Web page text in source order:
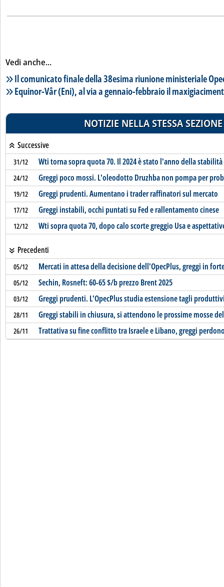
Vedi anche...
Lista notizie correlate
Il comunicato finale della 38esima riunione ministeriale
Equinor-Vår (Eni), al via a gennaio-febbraio il
NOTIZIE NELLA STESSA SEZIONE
Successive
31/12 Wti torna sopra quota 70. Il 2024 è stato l'anno della stabilità
24/12 Greggi poco mossi. L'oleodotto Druzhba non pompa per
19/12 Greggi prudenti. Aumentano i trader raffinatori sul mercato
17/12 Greggi instabili, occhi puntati su Fed e rallentamento cinese
12/12 Wti sopra quota 70, dopo calo scorte greggio Usa e
Precedenti
05/12 Mercati in attesa della decisione dell'OpecPlus, greggi in
05/12 Sechin, Rosneft: 60-65 $/b prezzo Brent 2025
03/12 Greggi prudenti. L'OpecPlus studia estensione tagli
28/11 Greggi stabili in chiusura, si attendono le prossime mosse
26/11 Trattativa su fine conflitto tra Israele e Libano, greggi